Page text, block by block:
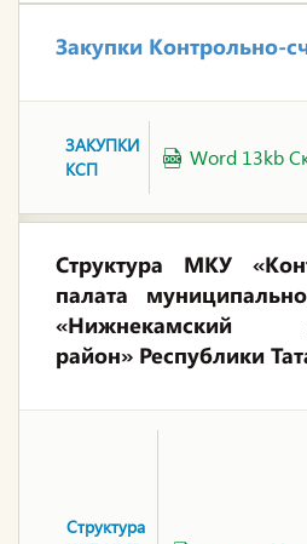
Закупки Контрольно-
ЗАКУПКИ
КСП
Word 13kb
Структура МКУ
палата
«Нижнекамский
район» Республики
Структура